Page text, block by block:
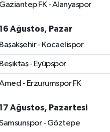
Gaziantep FK - Alanyaspor
16 Ağustos, Pazar
Başakşehir - Kocaelispor
Beşiktaş - Eyüpspor
- Erzurumspor FK
17 Ağustos, Pazartesi
- Göztepe